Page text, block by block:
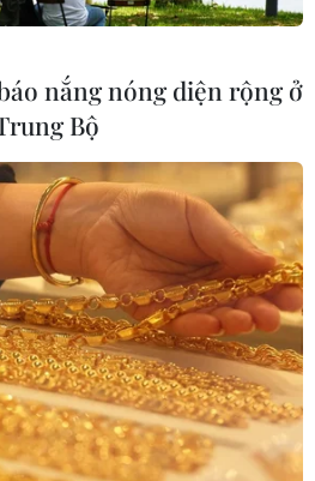
nắng nóng diện rộng ở
Bộ